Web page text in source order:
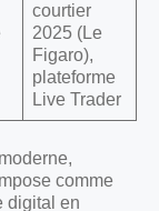
courtier
2025 (Le
Figaro),
plateforme
Live Trader
comme
digital en